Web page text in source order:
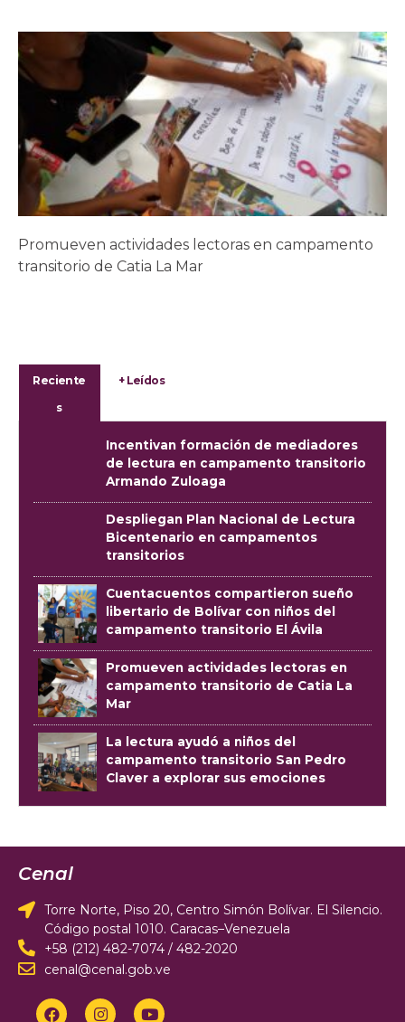
Promueven actividades lectoras en campamento
transitorio de Catia La Mar
Reciente
s
+ Leídos
Incentivan formación de mediadores
de lectura en campamento transitorio
Armando Zuloaga
Despliegan Plan Nacional de Lectura
Bicentenario en campamentos
transitorios
Cuentacuentos compartieron sueño
libertario de Bolívar con niños del
campamento transitorio El Ávila
Promueven actividades lectoras en
campamento transitorio de Catia La
Mar
La lectura ayudó a niños del
campamento transitorio San Pedro
Claver a explorar sus emociones
Cenal
Torre Norte, Piso 20, Centro Simón Bolívar. El Silencio.
Código postal 1010. Caracas–Venezuela
+58 (212) 482-7074 / 482-2020
cenal@cenal.gob.ve